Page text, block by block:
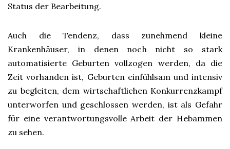
Status der Bearbeitung.
Auch die Tendenz, dass zunehmend kleine
Krankenhäuser, in denen noch nicht so stark
automatisierte Geburten vollzogen werden, da die
Zeit vorhanden ist, Geburten einfühlsam und intensiv
zu begleiten, dem wirtschaftlichen Konkurrenzkampf
unterworfen und geschlossen werden, ist als Gefahr
für eine verantwortungsvolle Arbeit der Hebammen
zu sehen.